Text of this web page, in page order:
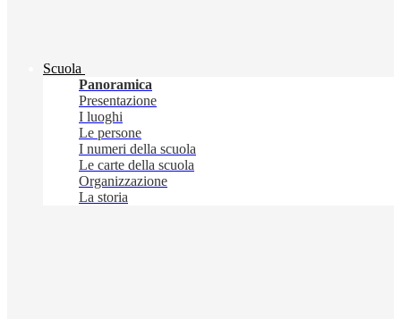
Scuola
Panoramica
Presentazione
I luoghi
Le persone
I numeri della scuola
Le carte della scuola
Organizzazione
La storia